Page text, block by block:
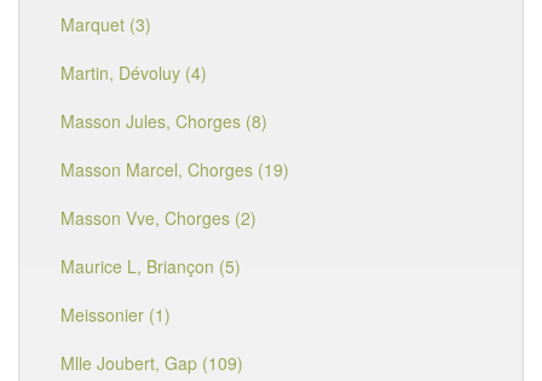
Marquet (3)
Martin, Dévoluy (4)
Masson Jules, Chorges (8)
Masson Marcel, Chorges (19)
Masson Vve, Chorges (2)
Maurice L, Briançon (5)
Meissonier (1)
Mlle Joubert, Gap (109)